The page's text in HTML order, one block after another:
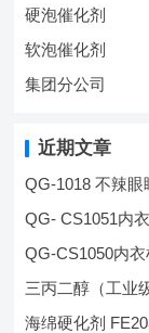
硬泡催化剂
软泡催化剂
集团分公司
近期文章
QG-1018 不辣眼
QG- CS1051内
QG-CS1050内衣
三丙二醇（工业
海绵硬化剂